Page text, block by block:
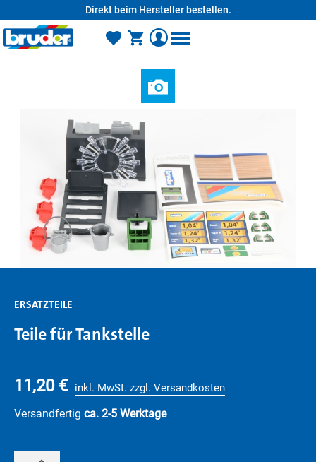
Direkt beim Hersteller bestellen.
ERSATZTEILE
Teile für Tankstelle
11,20 € inkl. MwSt. zzgl. Versandkosten
Versandfertig ca. 2-5 Werktage